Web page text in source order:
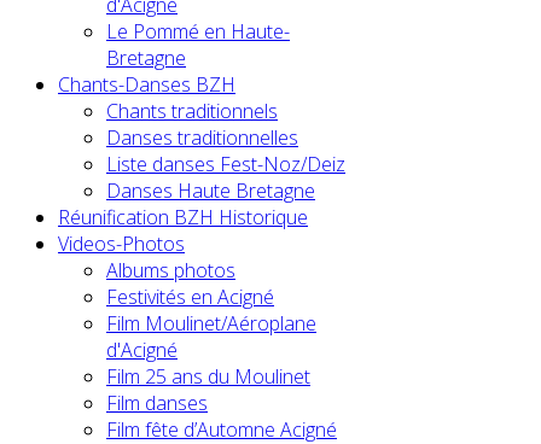
Le Pommé en Haute-
Bretagne
Chants-Danses BZH
Chants traditionnels
Danses traditionnelles
Liste danses Fest-Noz/Deiz
Danses Haute Bretagne
Réunification BZH Historique
Videos-Photos
Albums photos
Festivités en Acigné
Film Moulinet/Aéroplane
d'Acigné
Film 25 ans du Moulinet
Film danses
Film fête d’Automne Acigné